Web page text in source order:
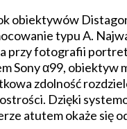
obiektywów
typu A.
przy fotografii
Sony α99,
zdolność
Dzięki
atutem okaże się